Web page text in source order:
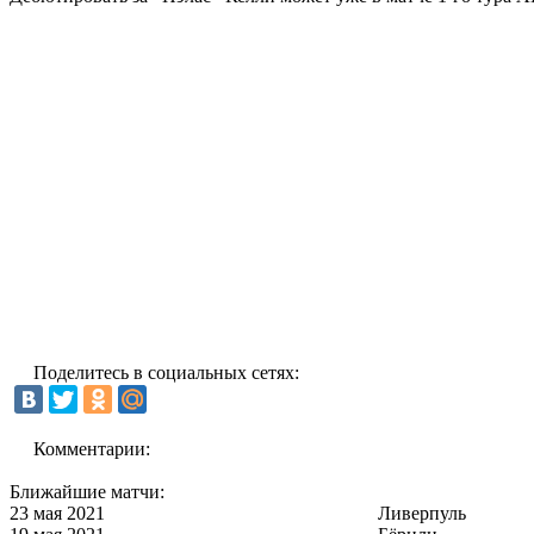
Поделитесь в социальных сетях:
Комментарии:
Ближайшие матчи:
23 мая 2021
Ливерпуль